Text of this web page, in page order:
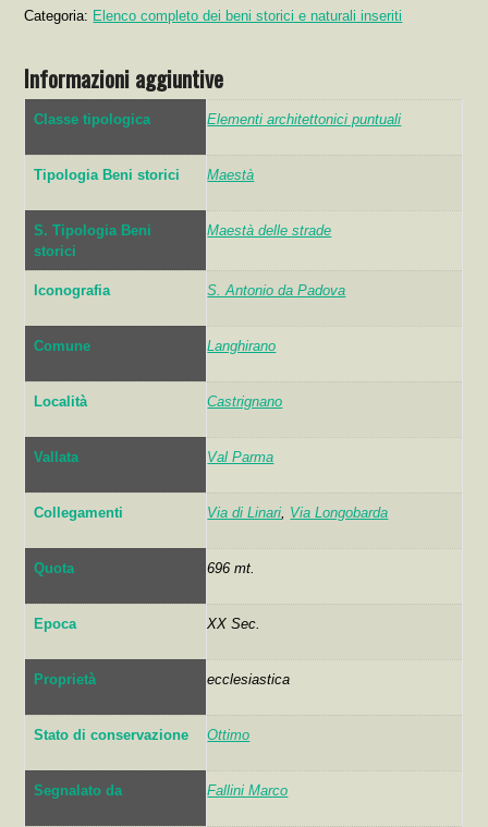
Categoria: Elenco completo dei beni storici e naturali inseriti
Informazioni aggiuntive
Classe tipologica Elementi architettonici puntuali
Tipologia Beni storici Maestà
S. Tipologia Beni
storici
Maestà delle strade
Iconografia S. Antonio da Padova
Comune Langhirano
Località Castrignano
Vallata Val Parma
Collegamenti Via di Linari, Via Longobarda
Quota 696 mt.
Epoca XX Sec.
Proprietà ecclesiastica
Stato di conservazione Ottimo
Segnalato da Fallini Marco